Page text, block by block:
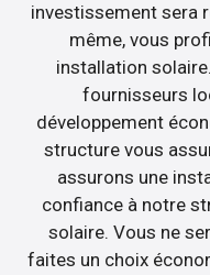
investissement sera
même, vous
installation
fournisseurs
développement
structure vous
assurons une
confiance à notre
solaire. Vous ne
faites un choix